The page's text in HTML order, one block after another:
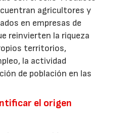
agricultores y
en empresas de
reinvierten la riqueza
territorios,
la actividad
de población en las
el origen